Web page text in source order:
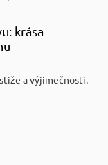
krása
a výjimečnosti.